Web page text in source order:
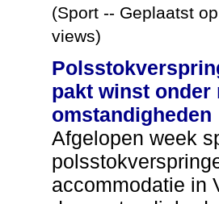
(Sport -- Geplaatst
views)
pakt winst onder
omstandigheden
Afgelopen week
accommodatie in